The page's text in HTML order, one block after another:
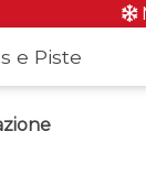
e Piste